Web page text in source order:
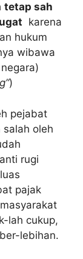
tetap sah
karena
hukum
wibawa
)
pejabat
oleh
rugi
pajak
lah cukup,
lebihan.